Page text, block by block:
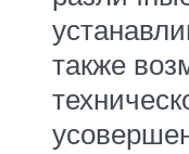
также